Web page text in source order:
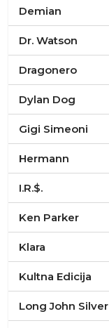
Demian
Dr. Watson
Dragonero
Dylan Dog
Gigi Simeoni
Hermann
I.R.$.
Ken Parker
Klara
Kultna Edicija
Long John Silver